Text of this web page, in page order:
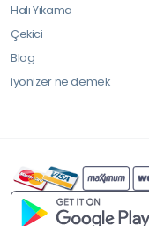
Halı Yıkama
Çekici
Blog
iyonizer ne demek